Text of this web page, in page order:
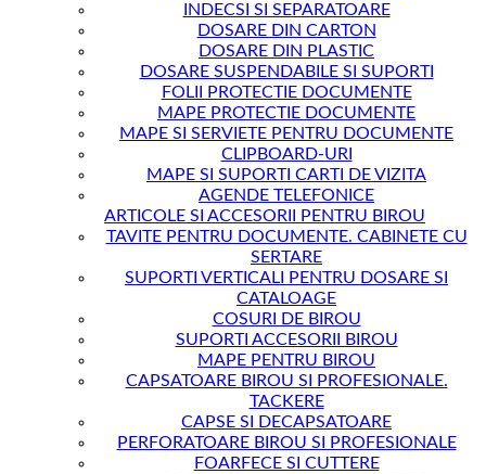
INDECSI SI SEPARATOARE
DOSARE DIN CARTON
DOSARE DIN PLASTIC
DOSARE SUSPENDABILE SI SUPORTI
FOLII PROTECTIE DOCUMENTE
MAPE PROTECTIE DOCUMENTE
MAPE SI SERVIETE PENTRU DOCUMENTE
CLIPBOARD-URI
MAPE SI SUPORTI CARTI DE VIZITA
AGENDE TELEFONICE
ARTICOLE SI ACCESORII PENTRU BIROU
TAVITE PENTRU DOCUMENTE. CABINETE CU
SERTARE
SUPORTI VERTICALI PENTRU DOSARE SI
CATALOAGE
COSURI DE BIROU
SUPORTI ACCESORII BIROU
MAPE PENTRU BIROU
CAPSATOARE BIROU SI PROFESIONALE.
TACKERE
CAPSE SI DECAPSATOARE
PERFORATOARE BIROU SI PROFESIONALE
FOARFECE SI CUTTERE